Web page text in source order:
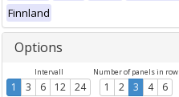
Finnland
Options
Intervall
1 3 6 12 24
Number of panels in row
1 2 3 4 6